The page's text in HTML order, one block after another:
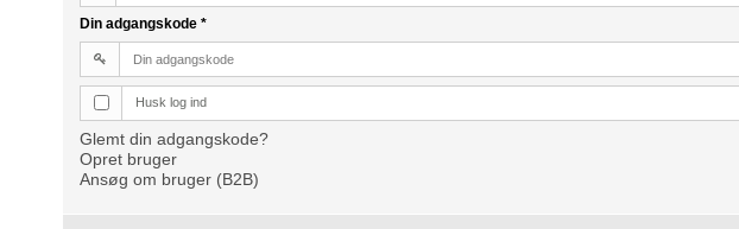
Din adgangskode *
Husk log ind
Glemt din adgangskode?
Opret bruger
Ansøg om bruger (B2B)